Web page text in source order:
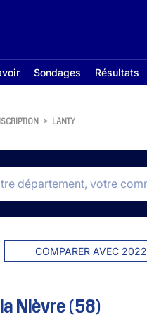
Sondages Résultats
> LANTY
COMPARER AVEC 2022
Nièvre (58)